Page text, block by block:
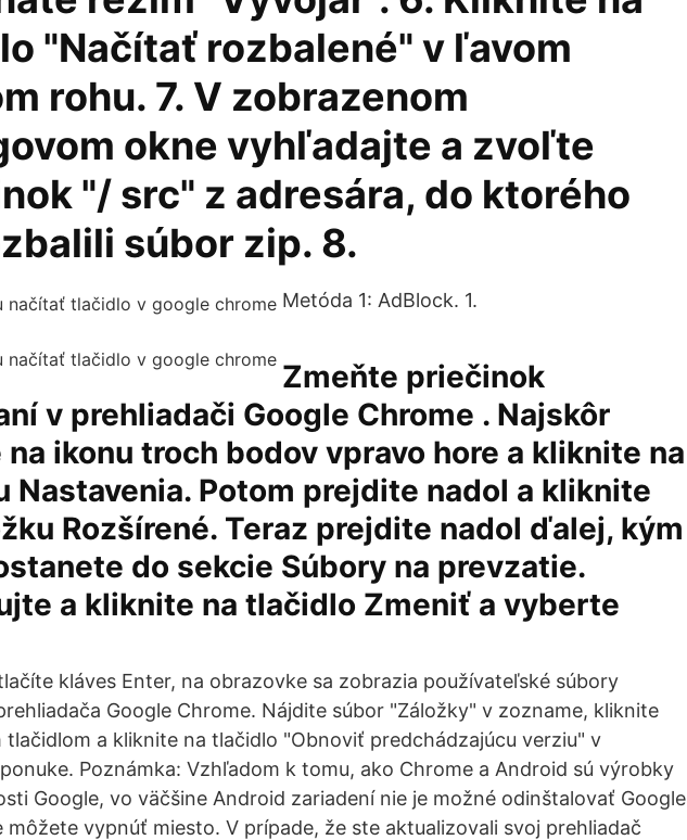
"Načítať rozbalené" v ľavom
rohu. 7. V zobrazenom
okne vyhľadajte a zvoľte
"/ src" z adresára, do ktorého
súbor zip. 8.
Metóda 1: AdBlock. 1.
Zmeňte priečinok
v prehliadači Google Chrome . Najskôr
ikonu troch bodov vpravo hore a kliknite na
Nastavenia. Potom prejdite nadol a kliknite
Rozšírené. Teraz prejdite nadol ďalej, kým
do sekcie Súbory na prevzatie.
a kliknite na tlačidlo Zmeniť a vyberte
kláves Enter, na obrazovke sa zobrazia používateľské súbory
Google Chrome. Nájdite súbor "Záložky" v zozname, kliknite
tlačidlom a kliknite na tlačidlo "Obnoviť predchádzajúcu verziu" v
Poznámka: Vzhľadom k tomu, ako Chrome a Android sú výrobky
Google, vo väčšine Android zariadení nie je možné odinštalovať Google
môžete vypnúť miesto. V prípade, že ste aktualizovali svoj prehliadač